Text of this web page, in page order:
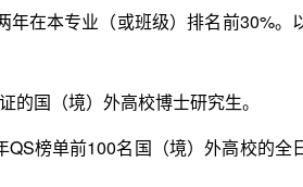
在本专业（或班级）排名前30%。
国（境）外高校博士研究生。
榜单前100名国（境）外高校的全